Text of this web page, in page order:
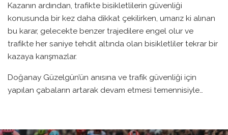
Kazanın ardından, trafikte bisikletlilerin güvenliği
konusunda bir kez daha dikkat çekilirken, umarız ki alınan
bu karar, gelecekte benzer trajedilere engel olur ve
trafikte her saniye tehdit altında olan bisikletliler tekrar bir
kazaya karışmazlar.
Doğanay Güzelgün’ün anısına ve trafik güvenliği için
yapılan çabaların artarak devam etmesi temennisiyle…